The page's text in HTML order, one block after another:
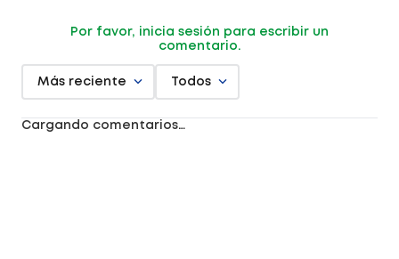
Por favor, inicia sesión para escribir un
comentario.
Más reciente Todos
Cargando comentarios…